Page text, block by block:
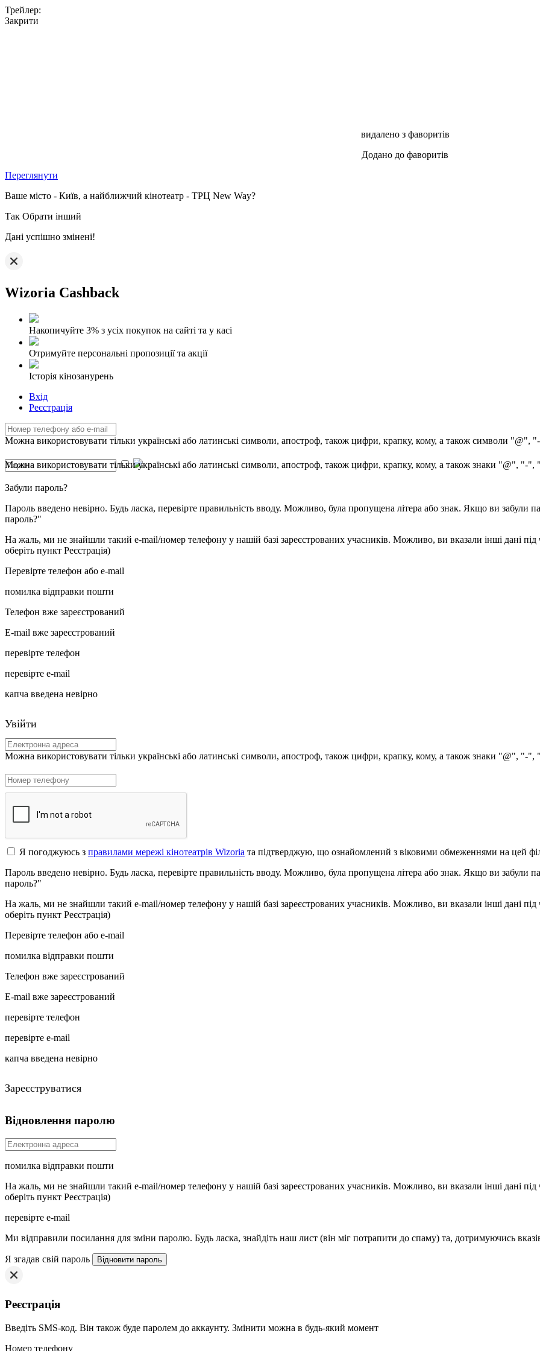
Трейлер:
Закрити
видалено з фаворитів
Додано до фаворитів
Переглянути
Ваше місто - Київ, а найближчий кінотеатр - ТРЦ New Way?
Так Обрати інший
Дані успішно змінені!
Wizoria Cashback
Накопичуйте 3% з усіх покупок на сайті та у касі
Отримуйте персональні пропозиції та акції
Історія кінозанурень
Вхід
Реєстрація
Можна використовувати тільки українські або латинські символи, апостроф, також цифри, крапку, кому, а також символи "@",
Можна використовувати тільки українські або латинські символи, апостроф, також цифри, крапку, кому, а також знаки "@", "-",
Забули пароль?
Пароль введено невірно. Будь ласка, перевірте правильність вводу. Можливо, була пропущена літера або знак. Якщо ви забули
пароль?"
На жаль, ми не знайшли такий e-mail/номер телефону у нашій базі зареєстрованих учасників. Можливо, ви вказали інші дані під
оберіть пункт Реєстрація)
Перевірте телефон або e-mail
помилка відправки пошти
Телефон вже зареєстрований
E-mail вже зареєстрований
перевірте телефон
перевірте e-mail
капча введена невірно
Увійти
Можна використовувати тільки українські або латинські символи, апостроф, також цифри, крапку, кому, а також знаки "@", "-",
Я погоджуюсь з правилами мережі кінотеатрів Wizoria та підтверджую, що ознайомлений з віковими обмеженнями на цей
Пароль введено невірно. Будь ласка, перевірте правильність вводу. Можливо, була пропущена літера або знак. Якщо ви забули
пароль?"
На жаль, ми не знайшли такий e-mail/номер телефону у нашій базі зареєстрованих учасників. Можливо, ви вказали інші дані під
оберіть пункт Реєстрація)
Перевірте телефон або e-mail
помилка відправки пошти
Телефон вже зареєстрований
E-mail вже зареєстрований
перевірте телефон
перевірте e-mail
капча введена невірно
Зареєструватися
Відновлення паролю
помилка відправки пошти
На жаль, ми не знайшли такий e-mail/номер телефону у нашій базі зареєстрованих учасників. Можливо, ви вказали інші дані під
оберіть пункт Реєстрація)
перевірте e-mail
Mи відправили посилання для зміни паролю. Будь ласка, знайдіть наш лист (він міг потрапити до спаму) та, дотримуючись
Я згадав свій пароль
Реєстрація
Введіть SMS-код. Він також буде паролем до аккаунту. Змінити можна в будь-який момент
Номер телефону